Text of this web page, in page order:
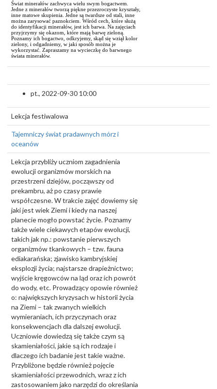
Świat minerałów zachwyca wielu swym bogactwem.
Jedne z minerałów tworzą piękne przezroczyste kryształy,
inne matowe skupienia. Jedne są twardsze od stali, inne
można zarysować paznokciem. Wśród cech, które służą
do identyfikacji minerałów, jest ich barwa. Na zajęciach
przyjrzymy się okazom, które mają barwę zieloną.
Poznamy ich bogactwo, odkryjemy, skąd się wziął kolor
zielony, i odgadniemy, w jaki sposób można je
wykorzystać. Zapraszamy na wycieczkę do barwnego
świata minerałów.
pt., 2022-09-30 10:00
Lekcja festiwalowa
Tajemniczy świat pradawnych mórz i
oceanów
Lekcja przybliży uczniom zagadnienia
ewolucji organizmów morskich na
przestrzeni dziejów, począwszy od
prekambru, aż po czasy prawie
współczesne. W trakcie zajęć dowiemy się
jaki jest wiek Ziemi i kiedy na naszej
planecie mogło powstać życie. Poznamy
także wiele ciekawych etapów ewolucji,
takich jak np.: powstanie pierwszych
organizmów tkankowych – tzw. fauna
ediakarańska; zjawisko kambryjskiej
eksplozji życia; najstarsze drapieżnictwo;
wyjście kręgowców na ląd oraz ich powrót
do wody, etc. Prowadzący opowie również
o: największych kryzysach w historii życia
na Ziemi – tak zwanych wielkich
wymieraniach, ich przyczynach oraz
konsekwencjach dla dalszej ewolucji.
Uczniowie dowiedzą się także czym są
skamieniałości, jakie są ich rodzaje i
dlaczego ich badanie jest takie ważne.
Przybliżone będzie również pojęcie
skamieniałości przewodnich, wraz z ich
zastosowaniem jako narzędzi do określania